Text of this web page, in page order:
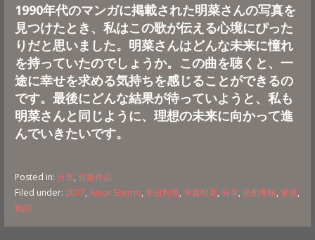
1990年代のマンガに掲載された明菜さんの写真を
見つけたとき、私はこの歌が伝える心境にぴった
りだと思いました。明菜さんはどんな未来に憧れ
を持っていたのでしょうか。この曲を聴くと、一
途に幸せを求める気持ちを感じることができるの
です。最後にどんな結果が待っていようと、私も
明菜さんと同じように、理想の未来に向かって進
んでいきたいです。
Posted in: 分享, 音樂作品
Filed under: 2017, Amor Eterno, 中日對照, 中森明菜, 分享, 原創專輯, 樂迷,
歌詞